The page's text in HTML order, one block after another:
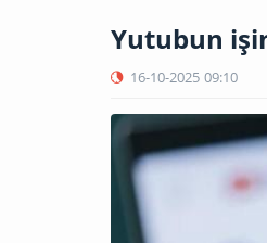
Yutubun
16-10-2025 09:10